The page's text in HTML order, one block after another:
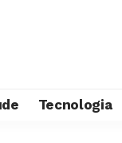
Tecnologia